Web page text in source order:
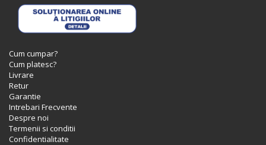
Cum cumpar?
Cum platesc?
Livrare
Retur
Garantie
Intrebari Frecvente
Despre noi
Termenii si conditii
Confidentialitate